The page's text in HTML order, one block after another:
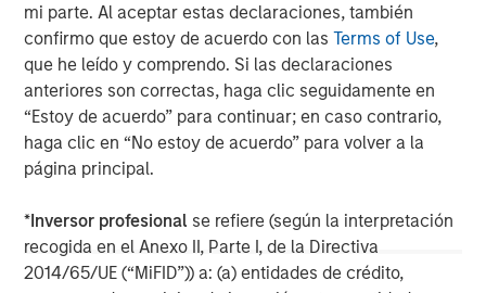
mi parte. Al aceptar estas declaraciones, también
confirmo que estoy de acuerdo con lasTerms of Use,
que he leído y comprendo. Si las declaraciones
anteriores son correctas, haga clic seguidamente en
“Estoy de acuerdo” para continuar; en caso contrario,
haga clic en “No estoy de acuerdo” para volver a la
página principal.
*Inversor profesional se refiere (según la interpretación
recogida en el Anexo II, Parte I, de la Directiva
2014/65/UE (“MiFID”)) a: (a) entidades de crédito,
The whole or any part of this material may not be directly or
indirectly reproduced, copied, modified, used to create a
derivative work, performed, displayed, published, posted,
licensed, framed, distributed or transmitted or any of its
contents disclosed to third parties without MSIM’s express
written consent. This material may not be linked to unless such
hyperlink is for personal and non-commercial use. All
information contained herein is proprietary and is protected
under copyright and other applicable law.
VALUE | NOT INSURED BY ANY FEDERAL GOVERNMENT AGENCY |
NOT A DEPOSIT
Morgan Stanley Investment Management Inc. is the adviser to
the Eaton Vance ETFs. Eaton Vance ETFs are distributed by